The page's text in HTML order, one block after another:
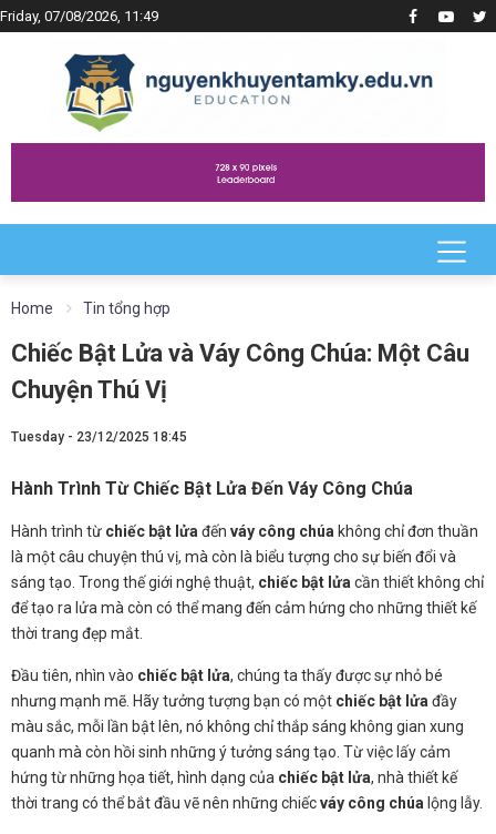
Friday, 07/08/2026, 11:49
Home Tin tổng hợp
Chiếc Bật Lửa và Váy Công Chúa: Một Câu
Chuyện Thú Vị
Tuesday - 23/12/2025 18:45
Hành Trình Từ Chiếc Bật Lửa Đến Váy Công Chúa
Hành trình từ chiếc bật lửa đến váy công chúa không chỉ đơn thuần
là một câu chuyện thú vị, mà còn là biểu tượng cho sự biến đổi và
sáng tạo. Trong thế giới nghệ thuật, chiếc bật lửa cần thiết không chỉ
để tạo ra lửa mà còn có thể mang đến cảm hứng cho những thiết kế
thời trang đẹp mắt.
Đầu tiên, nhìn vào chiếc bật lửa, chúng ta thấy được sự nhỏ bé
nhưng mạnh mẽ. Hãy tưởng tượng bạn có một chiếc bật lửa đầy
màu sắc, mỗi lần bật lên, nó không chỉ thắp sáng không gian xung
quanh mà còn hồi sinh những ý tưởng sáng tạo. Từ việc lấy cảm
hứng từ những họa tiết, hình dạng của chiếc bật lửa, nhà thiết kế
thời trang có thể bắt đầu vẽ nên những chiếcváy công chúa lộng lẫy.